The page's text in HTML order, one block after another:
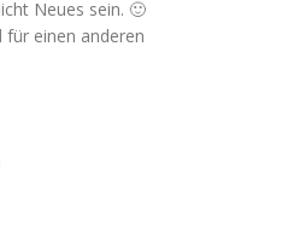
Neues sein. 🙂
für einen anderen